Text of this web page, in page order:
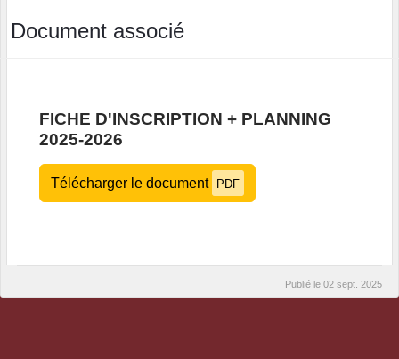
Document associé
FICHE D'INSCRIPTION + PLANNING
2025-2026
Télécharger le document PDF
Publié le 02 sept. 2025